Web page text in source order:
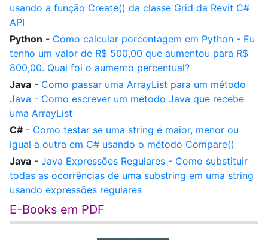
usando a função Create() da classe Grid da Revit C#
API
Python - Como calcular porcentagem em Python - Eu
tenho um valor de R$ 500,00 que aumentou para R$
800,00. Qual foi o aumento percentual?
Java - Como passar uma ArrayList para um método
Java - Como escrever um método Java que recebe
uma ArrayList
C# - Como testar se uma string é maior, menor ou
igual a outra em C# usando o método Compare()
Java - Java Expressões Regulares - Como substituir
todas as ocorrências de uma substring em uma string
usando expressões regulares
E-Books em PDF